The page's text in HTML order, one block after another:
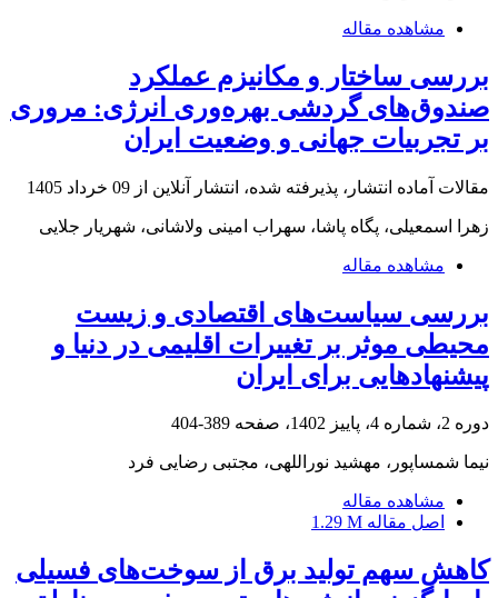
مشاهده مقاله
بررسی ساختار و مکانیزم عملکرد
صندوق‌های گردشی بهره‌وری انرژی: مروری
بر تجربیات جهانی و وضعیت ایران
مقالات آماده انتشار، پذیرفته شده، انتشار آنلاین از 09 خرداد 1405
زهرا اسمعیلی، پگاه پاشا، سهراب امینی ولاشانی، شهریار جلایی
مشاهده مقاله
بررسی سیاست‌های اقتصادی و زیست
محیطی موثر بر تغییرات اقلیمی در دنیا و
پیشنهادهایی برای ایران
دوره 2، شماره 4، پاییز 1402، صفحه 389-404
نیما شمساپور، مهشید نوراللهی، مجتبی رضایی فرد
مشاهده مقاله
اصل مقاله 1.29 M
کاهش سهم تولید برق از سوخت‌های فسیلی